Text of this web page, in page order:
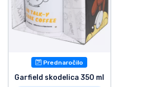
Prednaročilo
Garfield skodelica 350 ml
Filmske izdelki
Anime izdelki